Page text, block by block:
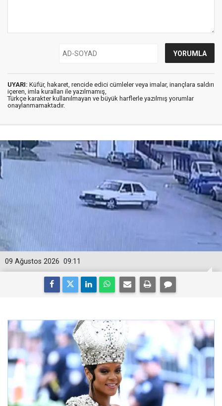
UYARI: Küfür, hakaret, rencide edici cümleler veya imalar, inançlara saldırı
içeren, imla kuralları ile yazılmamış,
Türkçe karakter kullanılmayan ve büyük harflerle yazılmış yorumlar
onaylanmamaktadır.
09:11
09 Ağustos 2026